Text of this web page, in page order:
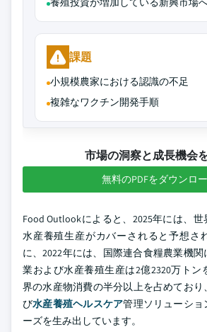
課題
小規模農家における認識の不足
複雑なワクチン開発手順
市場の洞察と成長機会
無料のPDFをダウンロ
Food Outlookによると、2025年には、
水産養殖生産がカバーされると予想さ
に、2022年には、国際連合食糧農業機
業および水産養殖生産は2億2320万トン
界の水産物消費の半分以上を占めており
び水産養殖ヘルスケア管理ソリューシ
ーズを生み出しています。